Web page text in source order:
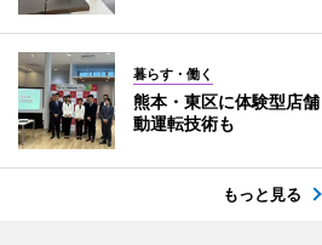
暮らす・働く
熊本・東区に体験型店
動運転技術も
もっと見る